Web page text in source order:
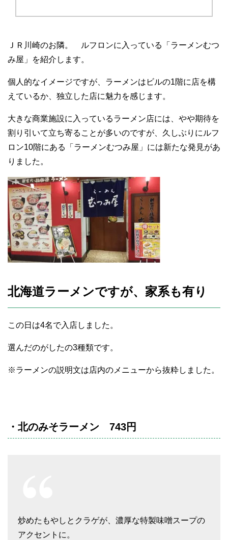
ＪＲ川崎のお隣。 ルフロンに入っている「ラーメンむつ
み屋」を紹介します。
個人的なイメージですが、ラーメンはビルの1階に店を構
えているか、独立した店に魅力を感じます。
大きな商業施設に入っているラーメン店には、やや期待を
割り引いて立ち寄ることが多いのですが、久しぶりにルフ
ロン10階にある「ラーメンむつみ屋」には新たな発見があ
りました。
北海道ラーメンですが、家系も有り
この日は4名で入店しました。
選んだのがしたの3種類です。
※ラーメンの説明文は店内のメニューから抜粋しました。
・北のみそラーメン 743円
炒めたもやしとクラゲが、濃厚な特製味噌スープの
アクセントに。